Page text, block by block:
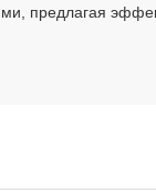
предлагая